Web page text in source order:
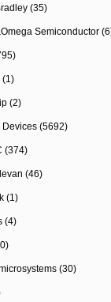
(35)
Semiconductor
(1)
(2)
Devices (5692)
(374)
(46)
(1)
(4)
(30)